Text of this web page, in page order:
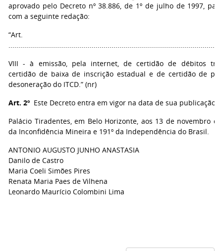
aprovado pelo Decreto nº 38.886, de 1º de julho de 1997,
com a seguinte redação:
“Art.
VIII - à emissão, pela internet, de certidão de débitos
certidão de baixa de inscrição estadual e de certidão de
desoneração do ITCD.” (nr)
Art. 2º Este Decreto entra em vigor na data de sua publicação.
Palácio Tiradentes, em Belo Horizonte, aos 13 de novembro
da Inconfidência Mineira e 191º da Independência do Brasil.
ANTONIO AUGUSTO JUNHO ANASTASIA
Danilo de Castro
Maria Coeli Simões Pires
Renata Maria Paes de Vilhena
Leonardo Maurício Colombini Lima